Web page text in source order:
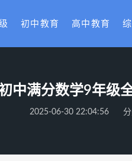
初中教育 高中教育
中满分数学9年级
2025-06-30 22:04:56 分